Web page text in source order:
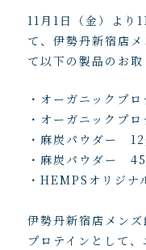
11月1日（金）より
て、伊勢丹新宿店
て以下の製品のお取
・オーガニックプ
・オーガニックプ
・麻炭パウダー
・麻炭パウダー
・HEMPSオリジナ
伊勢丹新宿店メン
プロテインとして